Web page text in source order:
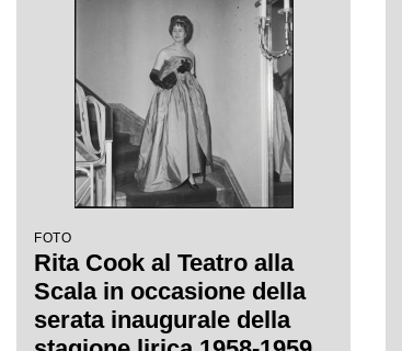
FOTO
Rita Cook al Teatro alla
Scala in occasione della
serata inaugurale della